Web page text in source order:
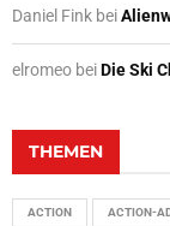
Daniel Fink bei
elromeo beiDie Ski
THEMEN
ACTION ACTION-